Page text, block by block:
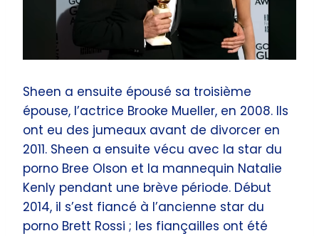
Sheen a ensuite épousé sa troisième
épouse, l’actrice Brooke Mueller, en 2008. Ils
ont eu des jumeaux avant de divorcer en
2011. Sheen a ensuite vécu avec la star du
porno Bree Olson et la mannequin Natalie
Kenly pendant une brève période. Début
2014, il s’est fiancé à l’ancienne star du
porno Brett Rossi ; les fiançailles ont été